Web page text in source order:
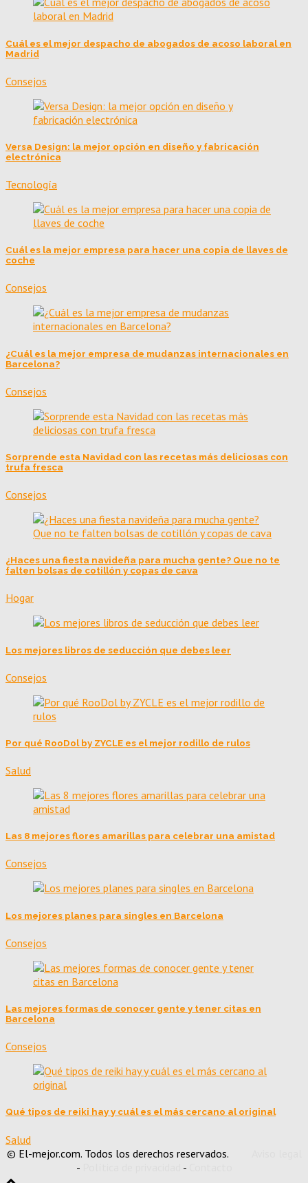
Cuál es el mejor despacho de abogados de acoso laboral en
Madrid
Consejos
Versa Design: la mejor opción en diseño y fabricación
electrónica
Tecnología
Cuál es la mejor empresa para hacer una copia de llaves de
coche
Consejos
¿Cuál es la mejor empresa de mudanzas internacionales en
Barcelona?
Consejos
Sorprende esta Navidad con las recetas más deliciosas con
trufa fresca
Consejos
¿Haces una fiesta navideña para mucha gente? Que no te
falten bolsas de cotillón y copas de cava
Hogar
Los mejores libros de seducción que debes leer
Consejos
Por qué RooDol by ZYCLE es el mejor rodillo de rulos
Salud
Las 8 mejores flores amarillas para celebrar una amistad
Consejos
Los mejores planes para singles en Barcelona
Consejos
Las mejores formas de conocer gente y tener citas en
Barcelona
Consejos
Qué tipos de reiki hay y cuál es el más cercano al original
Salud
© El-mejor.com. Todos los derechos reservados.
-
-